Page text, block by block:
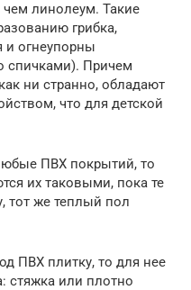
линолеум. Такие
грибка,
и огнеупорны
спичками). Причем
ни странно, обладают
что для детской
ПВХ покрытий, то
их таковыми, пока те
тот же теплый пол
ПВХ плитку, то для нее
стяжка или плотно